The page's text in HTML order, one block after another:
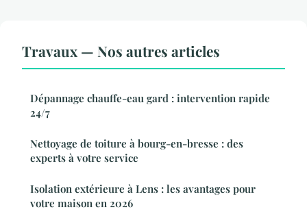
Travaux — Nos autres articles
Dépannage chauffe-eau gard : intervention rapide
24/7
Nettoyage de toiture à bourg-en-bresse : des
experts à votre service
Isolation extérieure à Lens : les avantages pour
votre maison en 2026